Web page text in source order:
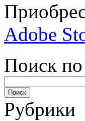
Adobe
Поиск по
Рубрики